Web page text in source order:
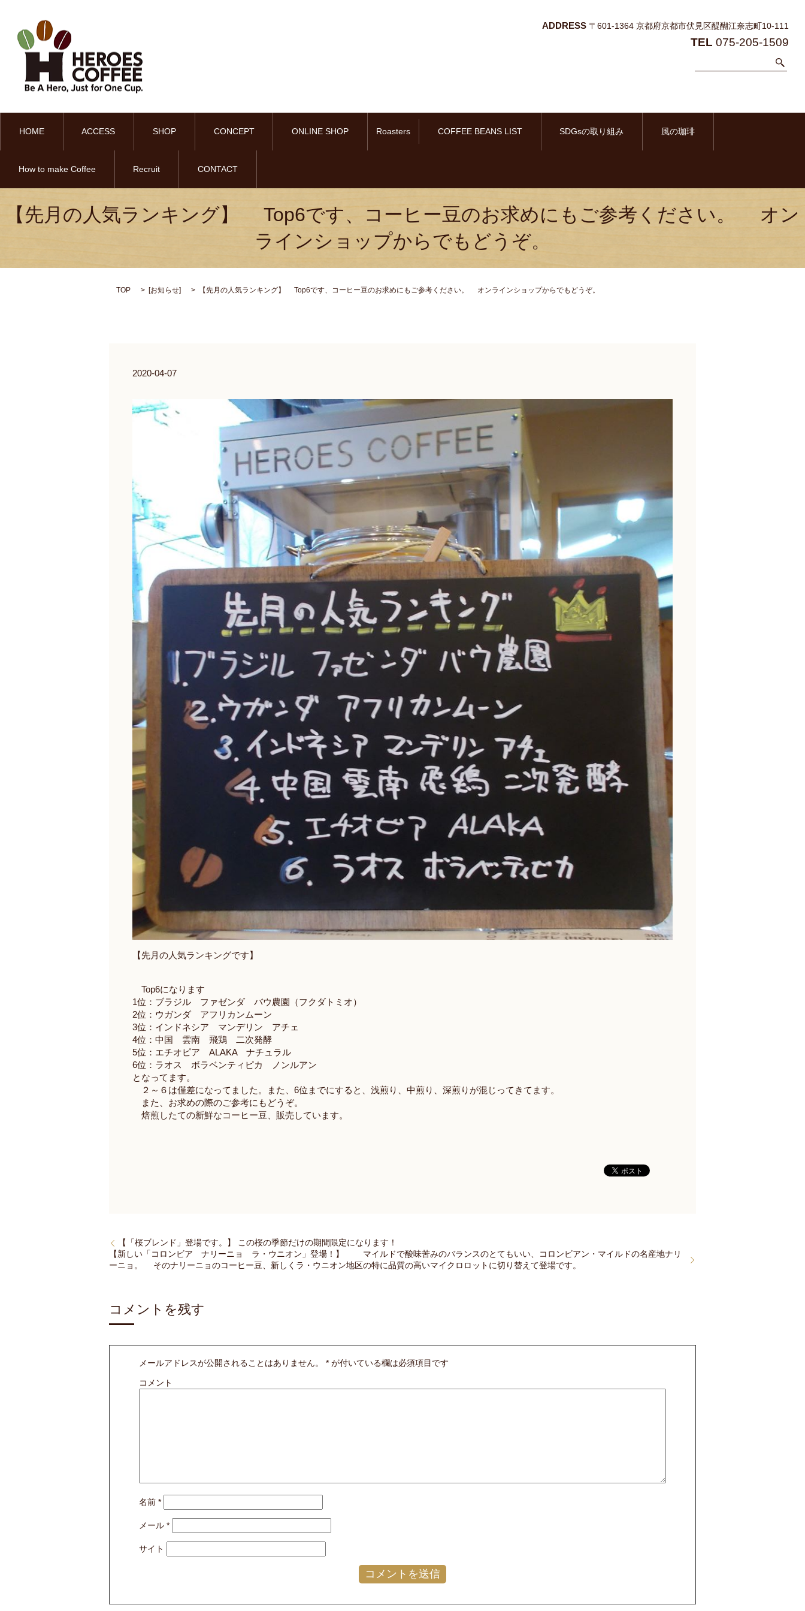
ADDRESS 〒601-1364 京都府京都市伏見区醍醐江奈志町10-111
TEL 075-205-1509
HOME ACCESS SHOP CONCEPT ONLINE SHOP Roasters COFFEE BEANS LIST SDGsの取り組み 風の珈琲
How to make Coffee Recruit CONTACT
【先月の人気ランキング】 Top6です、コーヒー豆のお求めにもご参考ください。 オン
ラインショップからでもどうぞ。
TOP [お知らせ] 【先月の人気ランキング】 Top6です、コーヒー豆のお求めにもご参考ください。 オンラインショップからでもどうぞ。
2020-04-07
【先月の人気ランキングです】
Top6になります
1位：ブラジル ファゼンダ バウ農園（フクダトミオ）
2位：ウガンダ アフリカンムーン
3位：インドネシア マンデリン アチェ
4位：中国 雲南 飛鶏 二次発酵
5位：エチオピアALAKAナチュラル
6位：ラオス ボラベンティピカ ノンルアン
となってます。
２～６は僅差になってました。また、6位までにすると、浅煎り、中煎り、深煎りが混じってきてます。
また、お求めの際のご参考にもどうぞ。
焙煎したての新鮮なコーヒー豆、販売しています。
【「桜ブレンド」登場です。】 この桜の季節だけの期間限定になります！
【新しい「コロンビア ナリーニョ ラ・ウニオン」登場！】 マイルドで酸味苦みのバランスのとてもいい、コロンビアン・マイルドの名産地ナリ
ーニョ。 そのナリーニョのコーヒー豆、新しくラ・ウニオン地区の特に品質の高いマイクロロットに切り替えて登場です。
コメントを残す
メールアドレスが公開されることはありません。 * が付いている欄は必須項目です
コメント
名前 *
メール *
サイト